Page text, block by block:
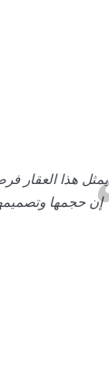
يمثل هذا العقار
إن حجمها